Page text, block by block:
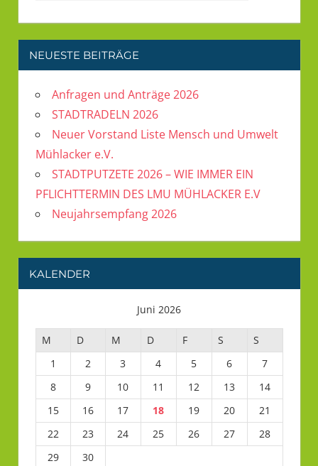
NEUESTE BEITRÄGE
Anfragen und Anträge 2026
STADTRADELN 2026
Neuer Vorstand Liste Mensch und Umwelt
Mühlacker e.V.
STADTPUTZETE 2026 – WIE IMMER EIN
PFLICHTTERMIN DES LMU MÜHLACKER E.V
Neujahrsempfang 2026
KALENDER
Juni 2026
M D M D F S
S
1
2 3 4 5 6
7
8
9 10 11 12 13
14
15
16 17 18 19 20
21
22
23 24 25 26 27
28
29
30